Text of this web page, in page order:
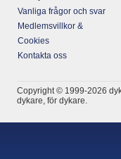
Vanliga frågor och svar
Medlemsvillkor &
Cookies
Kontakta oss
Copyright © 1999-2026
dykare, för dykare.